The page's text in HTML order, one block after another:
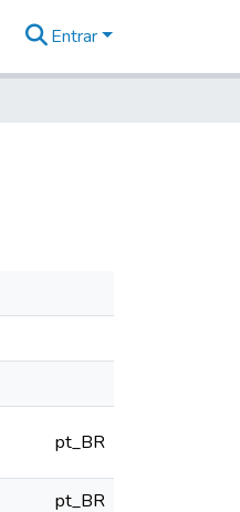
Entrar
pt_BR
pt_BR